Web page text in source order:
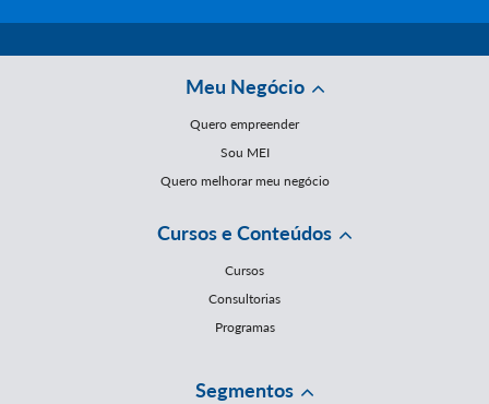
Meu Negócio
Quero empreender
Sou MEI
Quero melhorar meu negócio
Cursos e Conteúdos
Cursos
Consultorias
Programas
Segmentos